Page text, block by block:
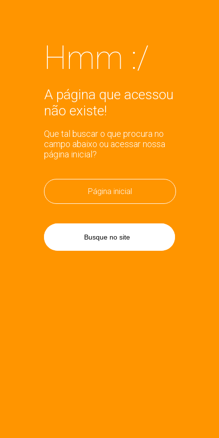
Hmm :/
A página que acessou
não existe!
Que tal buscar o que procura no
campo abaixo ou acessar nossa
página inicial?
Página inicial